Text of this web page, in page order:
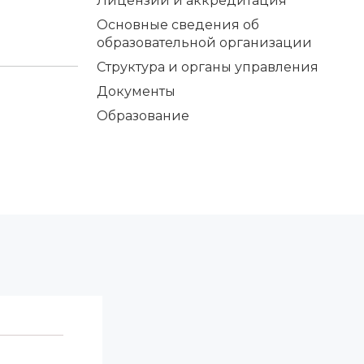
Основные сведения об
образовательной организации
Структура и органы управления
Документы
Образование